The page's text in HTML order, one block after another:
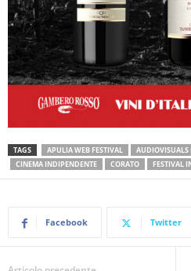
TAGS APULIA WEB FESTIVAL
AUDIOVISUALS
CINEMA INDIPENDENTE
CORATO FESTIVAL
Facebook Twitter